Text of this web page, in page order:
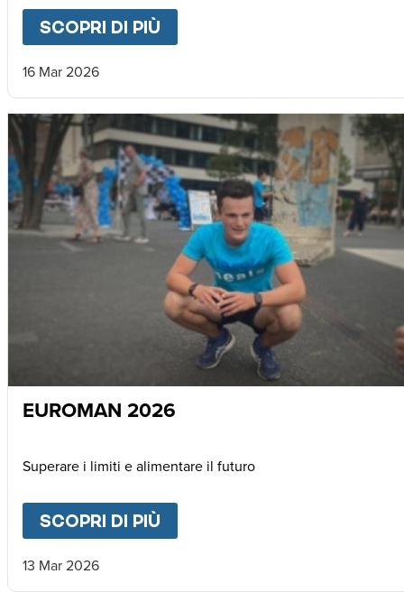
SCOPRI DI PIÙ
16 Mar 2026
EUROMAN 2026
Superare i limiti e alimentare il futuro
SCOPRI DI PIÙ
13 Mar 2026